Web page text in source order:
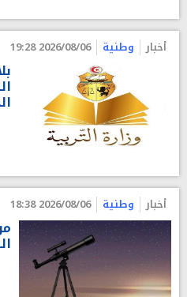
أخبار وطنية 2026/08/06 19:28
أخبار وطنية 2026/08/06 18:38